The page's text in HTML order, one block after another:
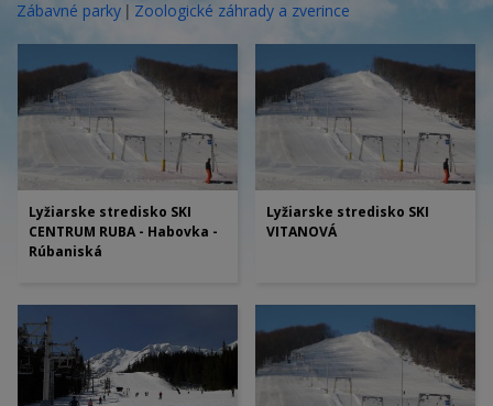
Zábavné parky | Zoologické záhrady a zverince
Lyžiarske stredisko SKI
CENTRUM RUBA - Habovka -
Rúbaniská
Lyžiarske stredisko SKI
VITANOVÁ